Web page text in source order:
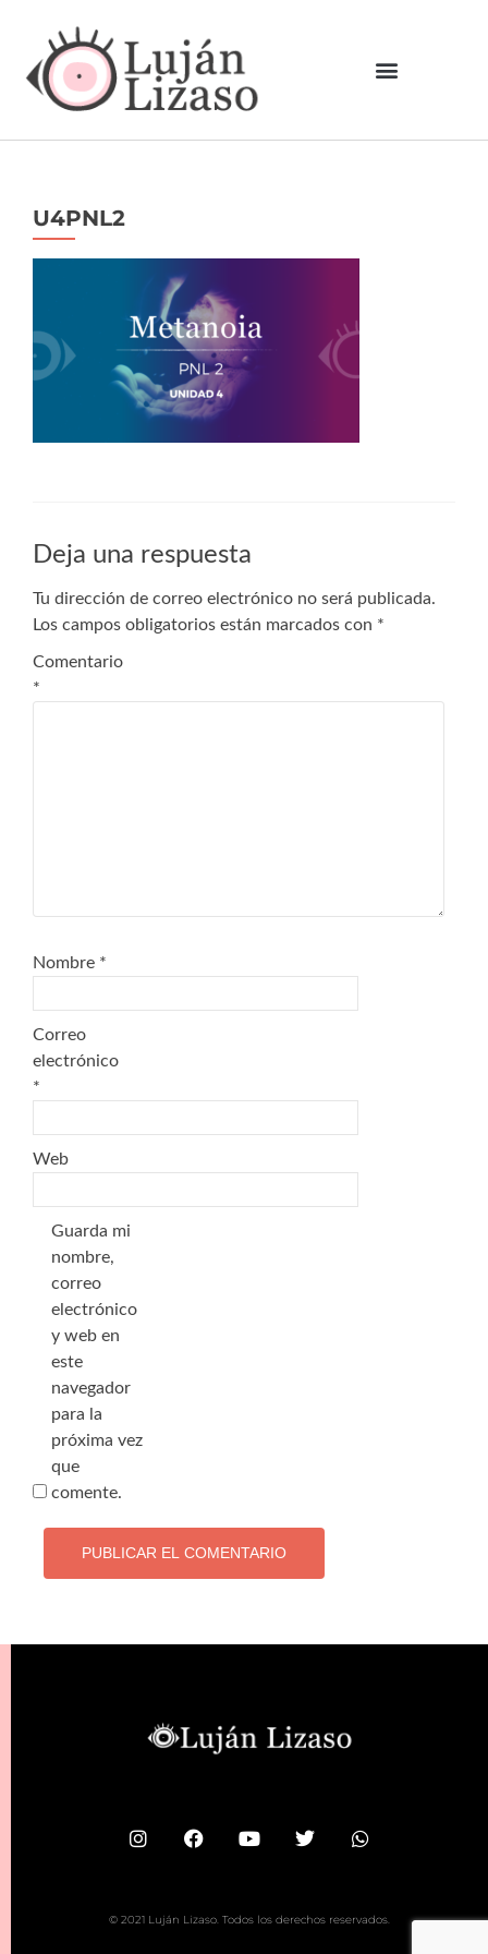
U4PNL2
Deja una respuesta
Tu dirección de correo electrónico no será publicada.
Los campos obligatorios están marcados con *
Comentario
*
Nombre *
Correo
electrónico
*
Web
Guarda mi
nombre,
correo
electrónico
y web en
este
navegador
para la
próxima vez
que
comente.
© 2021 Luján Lizaso. Todos los derechos reservados.